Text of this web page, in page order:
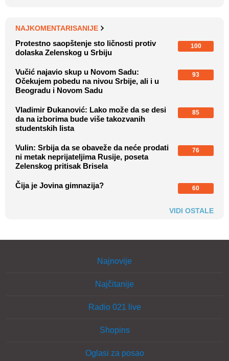
NAJKOMENTARISANIJE
Protestno saopštenje sto ličnosti protiv
dolaska Zelenskog u Srbiju
100
Vučić najavio skup u Novom Sadu:
Očekujem pobedu na nivou Srbije, ali i u
Beogradu i Novom Sadu
93
Vladimir Đukanović: Lako može da se desi
da na izborima bude više takozvanih
studentskih lista
85
Vulin: Srbija da se obaveže da neće prodati
ni metak neprijateljima Rusije, poseta
Zelenskog pritisak Brisela
76
Čija je Jovina gimnazija? 60
VIDI OSTALE
Najnovije
Najčitanije
Radio 021 live
Shopins
Oglasi za posao